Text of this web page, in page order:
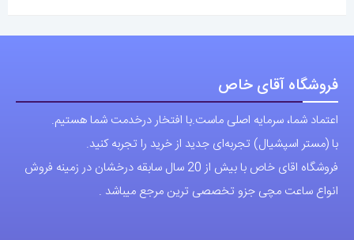
فروشگاه آقای خاص
اعتماد شما، سرمایه اصلی ماست.با افتخار درخدمت شما هستیم.
با (مستر اسپشیال) تجربه‌ای جدید از خرید را تجربه کنید.
فروشگاه اقای خاص با بیش از 20 سال سابقه درخشان در زمینه فروش
انواع ساعت مچی جزو تخصصی ترین مرجع میباشد .